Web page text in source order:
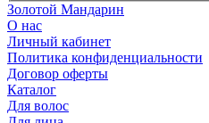
Золотой Мандарин
О нас
Личный кабинет
Политика конфиденциальности
Договор оферты
Каталог
Для волос